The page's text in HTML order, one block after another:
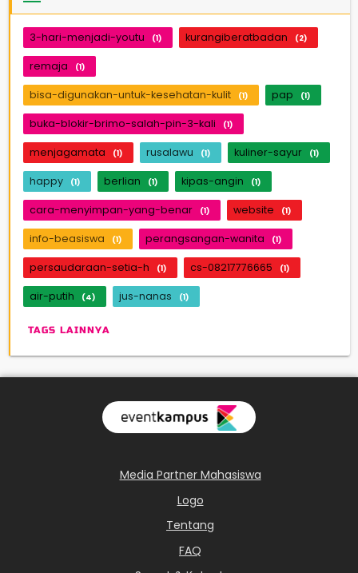
3-hari-menjadi-youtu (1) kurangiberatbadan (2)
remaja (1)
bisa-digunakan-untuk-kesehatan-kulit (1) pap (1)
buka-blokir-brimo-salah-pin-3-kali (1)
menjagamata (1) rusalawu (1) kuliner-sayur (1)
happy (1) berlian (1) kipas-angin (1)
cara-menyimpan-yang-benar (1) website (1)
info-beasiswa (1) perangsangan-wanita (1)
persaudaraan-setia-h (1) cs-08217776665 (1)
air-putih (4) jus-nanas (1)
TAGS LAINNYA
Media Partner Mahasiswa
Logo
Tentang
FAQ